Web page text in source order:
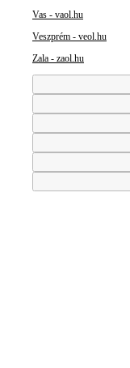
Vas - vaol.hu
Veszprém - veol.hu
Zala - zaol.hu